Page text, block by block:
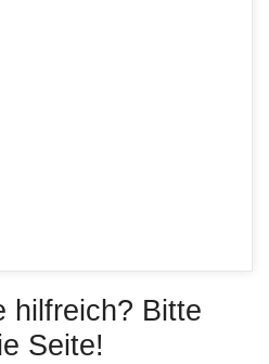
hilfreich? Bitte
Seite!